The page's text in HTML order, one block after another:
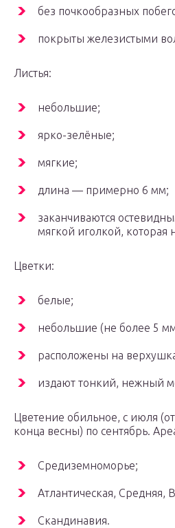
без почкообразных
покрыты железистыми
Листья:
небольшие;
ярко-зелёные;
мягкие;
длина — примерно 6 мм;
заканчиваются
мягкой иголкой, которая
Цветки:
белые;
небольшие (не более 5
расположены на
издают тонкий, нежный
Цветение обильное, с июля
конца весны) по сентябрь.
Средиземноморье;
Атлантическая, Средняя,
Скандинавия.